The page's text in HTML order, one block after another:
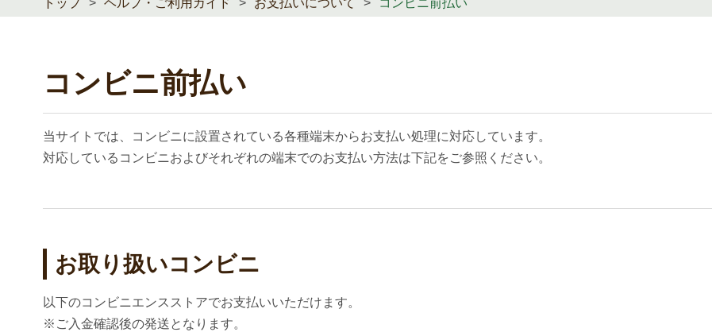
トップ ヘルプ・ご利用ガイド お支払いについて コンビニ前払い
コンビニ前払い
当サイトでは、コンビニに設置されている各種端末からお支払い処理に対応しています。
対応しているコンビニおよびそれぞれの端末でのお支払い方法は下記をご参照ください。
お取り扱いコンビニ
以下のコンビニエンスストアでお支払いいただけます。
※ご入金確認後の発送となります。